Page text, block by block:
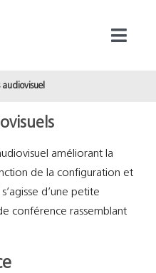
audiovisuel
améliorant la
de la configuration et
d’une petite
conférence rassemblant